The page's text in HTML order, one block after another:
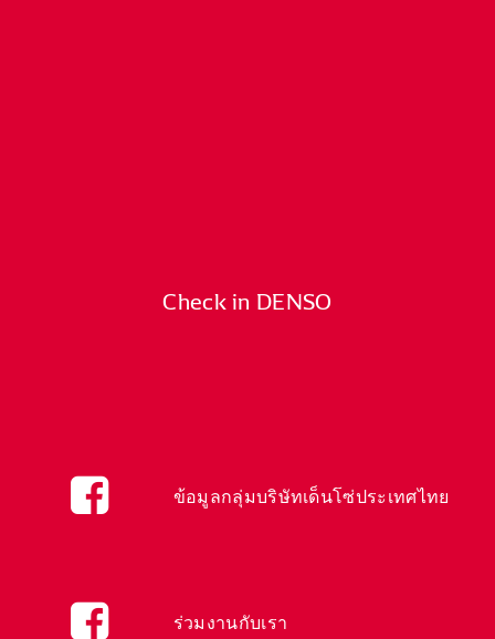
Check in DENSO
ข้อมูลกลุ่มบริษัทเด็นโซ่ประเทศไทย
ร่วมงานกับเรา